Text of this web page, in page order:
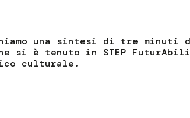
una sintesi di tre minuti
si è tenuto in STEP
culturale.